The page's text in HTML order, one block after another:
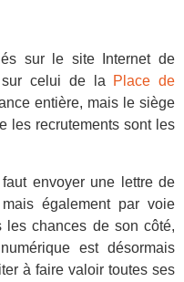
sur le site Internet de
sur celui de la Place de
entière, mais le siège
les recrutements sont les
envoyer une lettre de
également par voie
les chances de son côté,
est désormais
à faire valoir toutes ses